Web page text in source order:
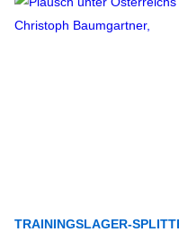
TRAININGSLAGER-